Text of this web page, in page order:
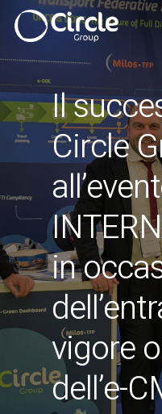
Skip
Il
Circle
in
vigore
dell’e-